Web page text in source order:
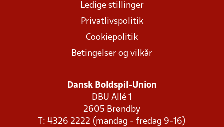
Ledige stillinger
Privatlivspolitik
Cookiepolitik
Betingelser og vilkår
Dansk Boldspil-Union
DBU Allé 1
2605 Brøndby
T: 4326 2222 (mandag - fredag 9-16)